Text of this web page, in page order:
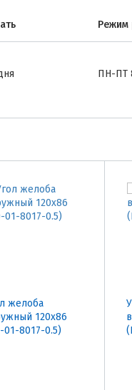
Режим
ПН-ПТ
желоба
120х86
8017-0.5)